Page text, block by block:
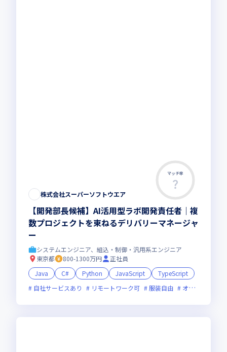
マッチ率
株式会社スーパーソフトウエア
【開発部長候補】AI活用型ラボ開発責任者｜複
数プロジェクトを束ねるデリバリーマネージャ
ー
システムエンジニア、組込・制御・汎用系エンジニア
東京都
800-1300万円
正社員
Java
C# Python JavaScript
TypeScript
自社サービスあり
リモートワーク可 服装自由 オンライン選考可